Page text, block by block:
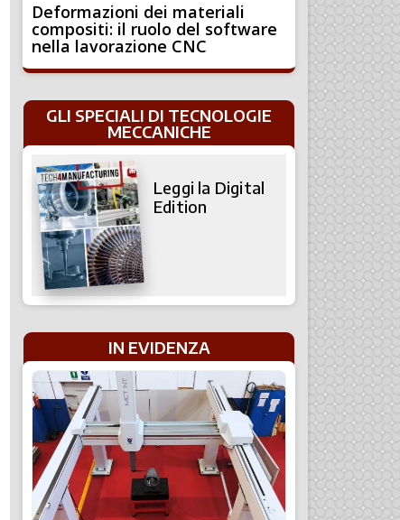
Deformazioni dei materiali
compositi: il ruolo del software
nella lavorazione CNC
GLI SPECIALI DI TECNOLOGIE
MECCANICHE
Leggi la Digital
Edition
IN EVIDENZA